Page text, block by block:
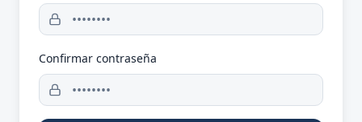
Confirmar contraseña